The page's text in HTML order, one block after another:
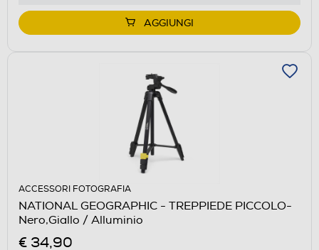
AGGIUNGI
ACCESSORI FOTOGRAFIA
NATIONAL GEOGRAPHIC - TREPPIEDE PICCOLO-
Nero,Giallo / Alluminio
€ 34,90